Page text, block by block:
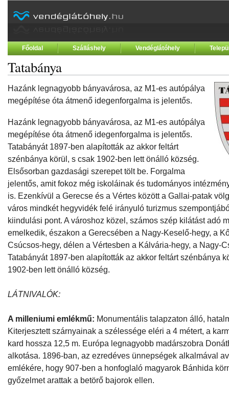
Főoldal Szálláshely Vendéglátóhely
Tatabánya
Hazánk legnagyobb bányavárosa, az M1-es autópálya
megépítése óta átmenő idegenforgalma is jelentős.
Hazánk legnagyobb bányavárosa, az M1-es autópálya
megépítése óta átmenő idegenforgalma is jelentős.
Tatabányát 1897-ben alapították az akkor feltárt
szénbánya körül, s csak 1902-ben lett önálló község.
Elsősorban gazdasági szerepet tölt be. Forgalma
jelentős, amit fokoz még iskoláinak és tudományos
is. Ezenkívül a Gerecse és a Vértes között a Gallai-patak
város mindkét hegyvidék felé irányuló turizmus
kiindulási pont. A városhoz közel, számos szép kilátást adó
emelkedik, északon a Gerecsében a Nagy-Keselő-hegy, a
Csúcsos-hegy, délen a Vértesben a Kálvária-hegy, a Nagy-
Tatabányát 1897-ben alapították az akkor feltárt szénbánya
1902-ben lett önálló község.
LÁTNIVALÓK:
A milleniumi emlékmű: Monumentális talapzaton álló,
Kiterjesztett szárnyainak a szélessége eléri a 4 métert, a
kard hossza 12,5 m. Európa legnagyobb madárszobra
alkotása. 1896-ban, az ezredéves ünnepségek alkalmával
emlékére, hogy 907-ben a honfoglaló magyarok Bánhida
győzelmet arattak a betörő bajorok ellen.